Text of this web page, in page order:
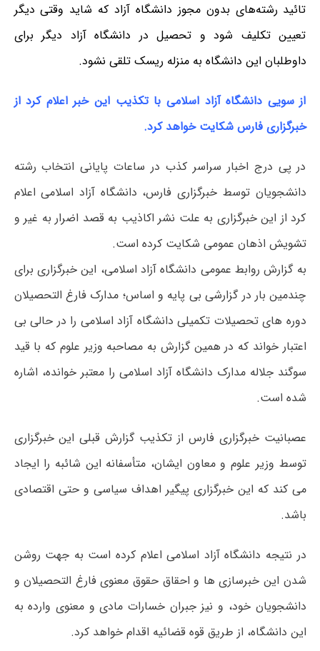
تائید رشته‌های بدون مجوز دانشگاه آزاد که شاید وقتی دیگر
تعیین تکلیف شود و تحصیل در دانشگاه آزاد دیگر برای
داوطلبان این دانشگاه به منزله ریسک تلقی نشود.
از سویی دانشگاه آزاد اسلامی با تکذیب این خبر اعلام کرد از
خبرگزاری فارس شکایت خواهد کرد.
در پی درج اخبار سراسر کذب در ساعات پایانی انتخاب رشته
دانشجویان توسط خبرگزاری فارس، دانشگاه آزاد اسلامی اعلام
کرد از این خبرگزاری به علت نشر اکاذیب به قصد اضرار به غیر و
تشویش اذهان عمومی شکایت کرده است.
به گزارش روابط عمومی دانشگاه آزاد اسلامی، این خبرگزاری برای
چندمین بار در گزارشی بی پایه و اساس؛ مدارک فارغ التحصیلان
دوره های تحصیلات تکمیلی دانشگاه آزاد اسلامی را در حالی بی
اعتبار خواند که در همین گزارش به مصاحبه وزیر علوم که با قید
سوگند جلاله مدارک دانشگاه آزاد اسلامی را معتبر خوانده، اشاره
شده است.
عصبانیت خبرگزاری فارس از تکذیب گزارش قبلی این خبرگزاری
توسط وزیر علوم و معاون ایشان، متأسفانه این شائبه را ایجاد
می کند که این خبرگزاری پیگیر اهداف سیاسی و حتی اقتصادی
باشد.
در نتیجه دانشگاه آزاد اسلامی اعلام کرده است به جهت روشن
شدن این خبرسازی ها و احقاق حقوق معنوی فارغ التحصیلان و
دانشجویان خود، و نیز جبران خسارات مادی و معنوی وارده به
این دانشگاه، از طریق قوه قضائیه اقدام خواهد کرد.